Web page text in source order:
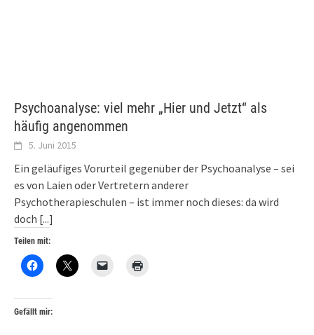
Psychoanalyse: viel mehr „Hier und Jetzt“ als
häufig angenommen
5. Juni 2015
Ein geläufiges Vorurteil gegenüber der Psychoanalyse – sei
es von Laien oder Vertretern anderer
Psychotherapieschulen – ist immer noch dieses: da wird
doch [...]
Teilen mit:
Gefällt mir: